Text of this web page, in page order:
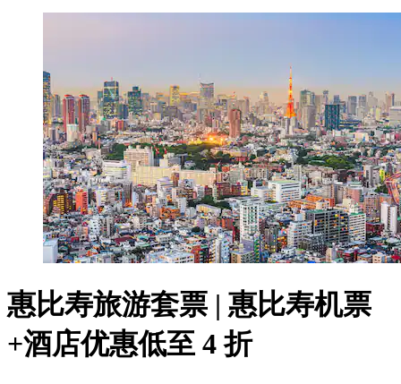
惠比寿旅游套票 | 惠比寿机票
+酒店优惠低至 4 折